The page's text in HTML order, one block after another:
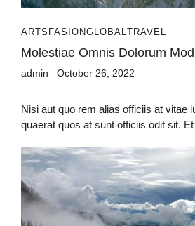
ARTS FASIONGLOBALTRAVEL
Molestiae Omnis Dolorum
admin October 26, 2022
Nisi aut quo rem alias officiis at vitae
quaerat quos at sunt officiis odit sit.